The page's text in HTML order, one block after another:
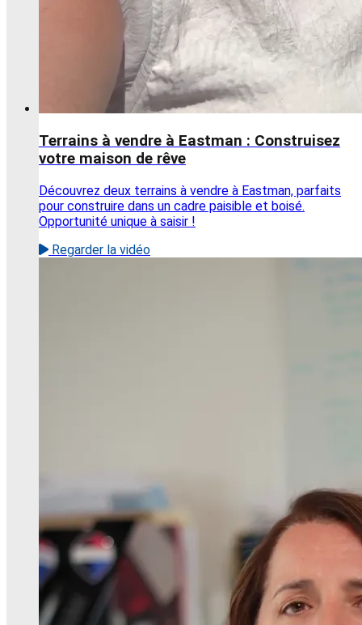
Terrains à vendre à Eastman : Construisez
votre maison de rêve
Découvrez deux terrains à vendre à Eastman, parfaits
pour construire dans un cadre paisible et boisé.
Opportunité unique à saisir !
Regarder la vidéo